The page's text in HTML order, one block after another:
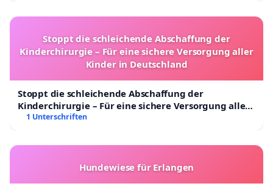
Stoppt die schleichende Abschaffung der
Kinderchirurgie – Für eine sichere Versorgung aller
Kinder in Deutschland
Stoppt die schleichende Abschaffung der
Kinderchirurgie – Für eine sichere Versorgung aller
Kinder in Deutschland
1 Unterschriften
Hundewiese für Erlangen